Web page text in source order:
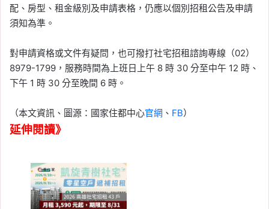
配、房型、租金級別及申請表格，仍應以個別招租公告及申請
須知為準。
對申請資格或文件有疑問，也可撥打社宅招租諮詢專線（02）
8979-1799，服務時間為上班日上午 8 時 30 分至中午 12 時、
下午 1 時 30 分至晚間 6 時。
（本文資訊、圖源：國家住都中心官網 、 FB）
延伸閱讀》